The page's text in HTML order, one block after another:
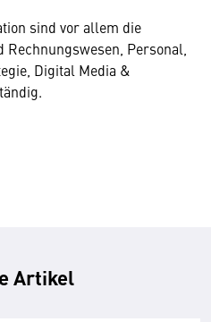
sind vor allem die
Personal,
Digital Media &
Artikel